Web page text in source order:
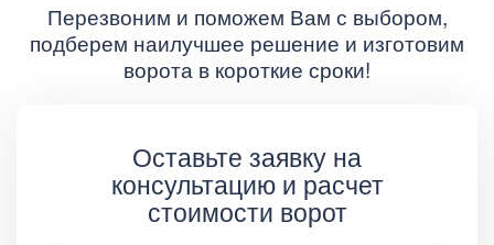
Перезвоним и поможем Вам с выбором,
подберем наилучшее решение и изготовим
ворота в короткие сроки!
Оставьте заявку на
консультацию и расчет
стоимости ворот